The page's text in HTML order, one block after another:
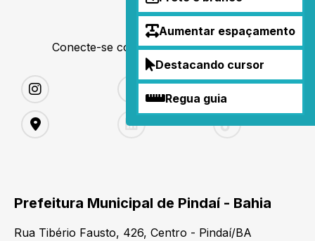
Aumentar espaçamento
Destacando cursor
Regua guia
Conecte-se conosco nas redes sociais
Prefeitura Municipal de Pindaí - Bahia
Rua Tibério Fausto, 426, Centro - Pindaí/BA